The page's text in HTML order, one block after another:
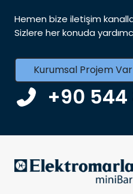
Hemen bize iletişim
Sizlere her konuda
Kurumsal Projem Var
+90 544